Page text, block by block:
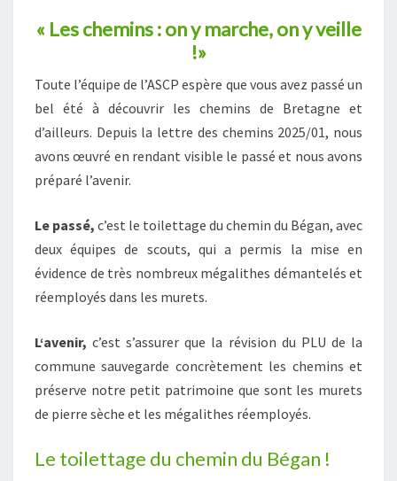
« Les chemins : on y marche, on y veille
!»
Toute l’équipe de l’ASCP espère que vous avez passé un
bel été à découvrir les chemins de Bretagne et
d’ailleurs. Depuis la lettre des chemins 2025/01, nous
avons œuvré en rendant visible le passé et nous avons
préparé l’avenir.
Le passé, c’est le toilettage du chemin du Bégan, avec
deux équipes de scouts, qui a permis la mise en
évidence de très nombreux mégalithes démantelés et
réemployés dans les murets.
L‘avenir, c’est s’assurer que la révision du PLU de la
commune sauvegarde concrètement les chemins et
préserve notre petit patrimoine que sont les murets
de pierre sèche et les mégalithes réemployés.
Le toilettage du chemin du Bégan !